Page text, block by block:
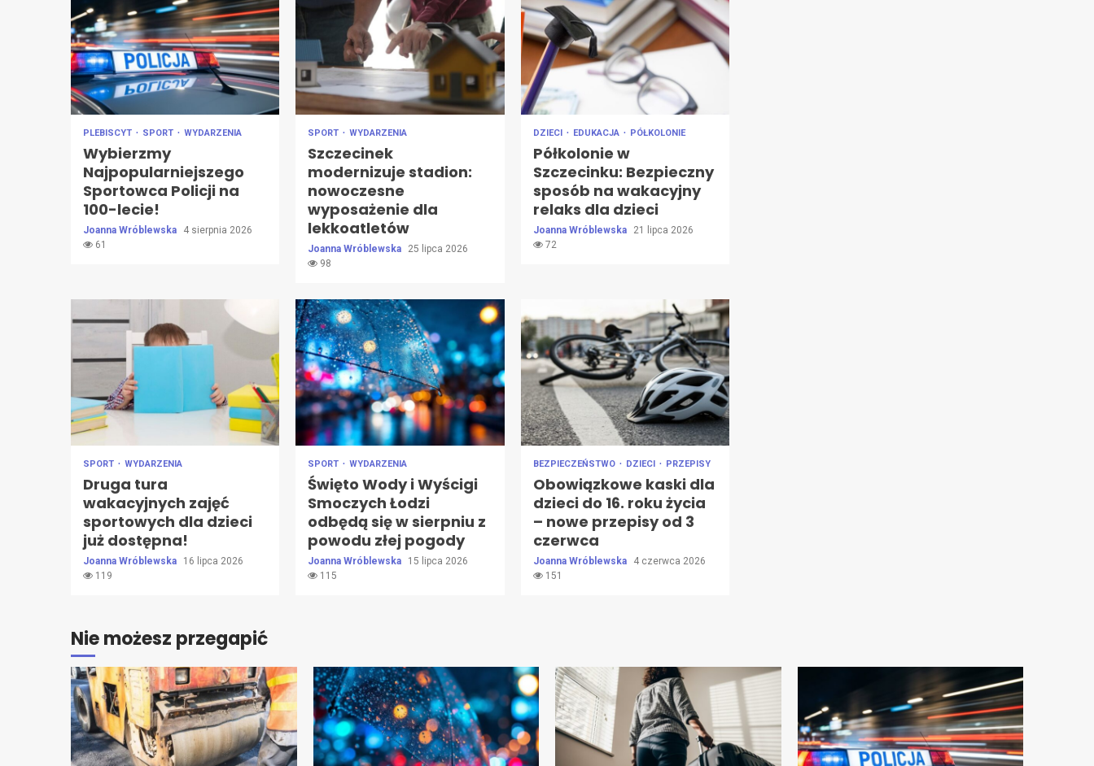
PLEBISCYT SPORT WYDARZENIA
Wybierzmy
Najpopularniejszego
Sportowca Policji na
100-lecie!
Joanna Wróblewska
4 sierpnia 2026
61
SPORT WYDARZENIA
Szczecinek
modernizuje stadion:
nowoczesne
wyposażenie dla
lekkoatletów
Joanna Wróblewska
25 lipca 2026
98
DZIECI EDUKACJA PÓŁKOLONIE
Półkolonie w
Szczecinku: Bezpieczny
sposób na wakacyjny
relaks dla dzieci
Joanna Wróblewska
21 lipca 2026
72
SPORT WYDARZENIA
Druga tura
wakacyjnych zajęć
sportowych dla dzieci
już dostępna!
Joanna Wróblewska
16 lipca 2026
119
SPORT WYDARZENIA
Święto Wody i Wyścigi
Smoczych Łodzi
odbędą się w sierpniu z
powodu złej pogody
Joanna Wróblewska
15 lipca 2026
115
BEZPIECZEŃSTWO DZIECI PRZEPISY
Obowiązkowe kaski dla
dzieci do 16. roku życia
– nowe przepisy od 3
czerwca
Joanna Wróblewska
4 czerwca 2026
151
Nie możesz przegapić